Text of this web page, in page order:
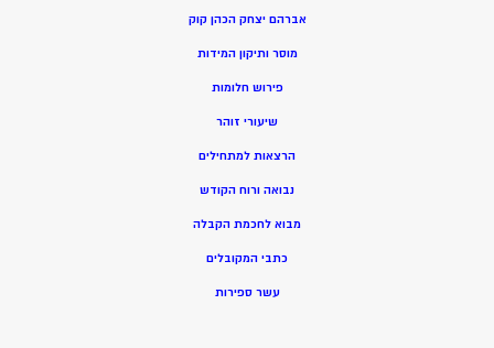
אברהם יצחק הכהן קוק
מוסר ותיקון המידות
פירוש חלומות
שיעורי זוהר
הרצאות למתחילים
נבואה ורוח הקודש
מבוא לחכמת הקבלה
כתבי המקובלים
עשר ספירות